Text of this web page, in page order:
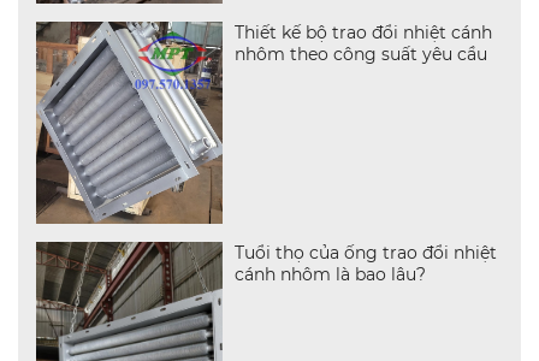
Thiết kế bộ trao đổi nhiệt cánh
nhôm theo công suất yêu cầu
Tuổi thọ của ống trao đổi nhiệt
cánh nhôm là bao lâu?